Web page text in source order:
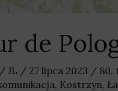
de
/ JL / 27 lipca 2023 / 80.
, Kostrzyn,